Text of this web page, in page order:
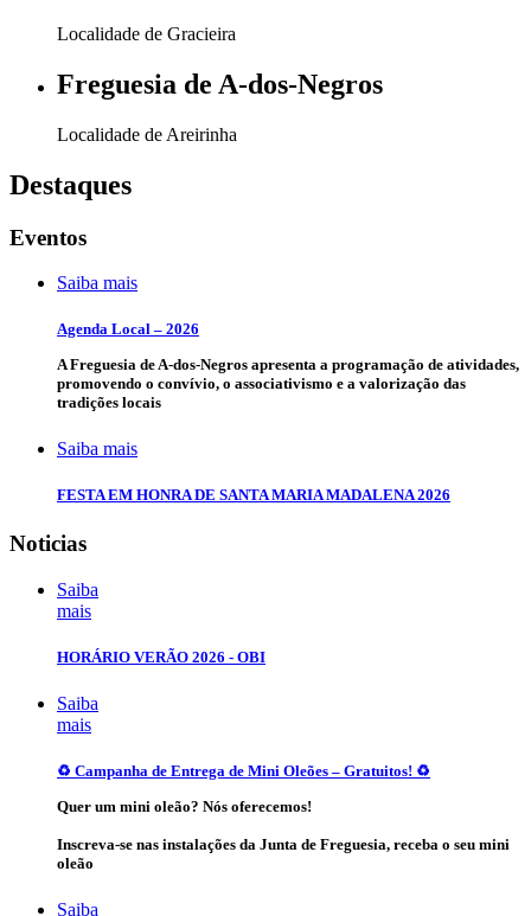
Localidade de Gracieira
Freguesia de A-dos-Negros
Localidade de Areirinha
Destaques
Eventos
Saiba mais
Agenda Local – 2026
A Freguesia de A-dos-Negros apresenta a programação de atividades,
promovendo o convívio, o associativismo e a valorização das
tradições locais
Saiba mais
FESTA EM HONRA DE SANTA MARIA MADALENA 2026
Noticias
Saiba
mais
HORÁRIO VERÃO 2026 - OBI
Saiba
mais
♻️ Campanha de Entrega de Mini Oleões – Gratuitos! ♻️
Quer um mini oleão? Nós oferecemos!
Inscreva-se nas instalações da Junta de Freguesia, receba o seu mini
oleão
Saiba